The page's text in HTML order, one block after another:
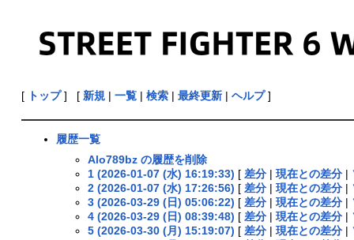
[ トップ] [ 新規| 一覧| 検索| 最終更新| ヘルプ]
履歴一覧
Alo789bz の履歴を削除
1 (2026-01-07 (水) 16:19:33) [ 差分| 現在との差分|
2 (2026-01-07 (水) 17:26:56) [ 差分| 現在との差分|
3 (2026-03-29 (日) 05:06:22) [ 差分| 現在との差分|
4 (2026-03-29 (日) 08:39:48) [ 差分| 現在との差分|
5 (2026-03-30 (月) 15:19:07) [ 差分| 現在との差分|